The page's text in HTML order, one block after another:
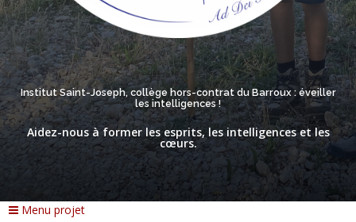
Institut Saint-Joseph, collège hors-contrat du Barroux : éveiller
les intelligences !
Aidez-nous à former les esprits, les intelligences et les
cœurs.
Menu projet